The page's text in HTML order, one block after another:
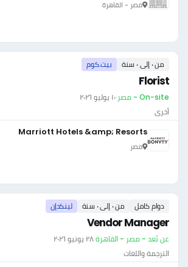
مصر - القاهرة
من ٠ إلى ٠ سنة بيت.كوم
Florist
On-site - مصر ·١٠ يوليو ٢٠٢٦
أخرى
Marriott Hotels &amp; Resorts
مصر
دوام كامل من ٠ إلى ٠ سنة لينكدإن
Vendor Manager
عن بُعد - مصر - القاهرة·٢٨ يونيو ٢٠٢٦
الترجمة واللغات